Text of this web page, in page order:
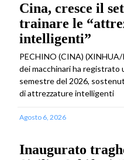
Cina, cresce il
trainare le
intelligenti”
PECHINO (CINA) (XINHUA/
dei macchinari ha registrato
semestre del 2026,
di attrezzature intelligenti
Agosto 6, 2026
Inaugurato